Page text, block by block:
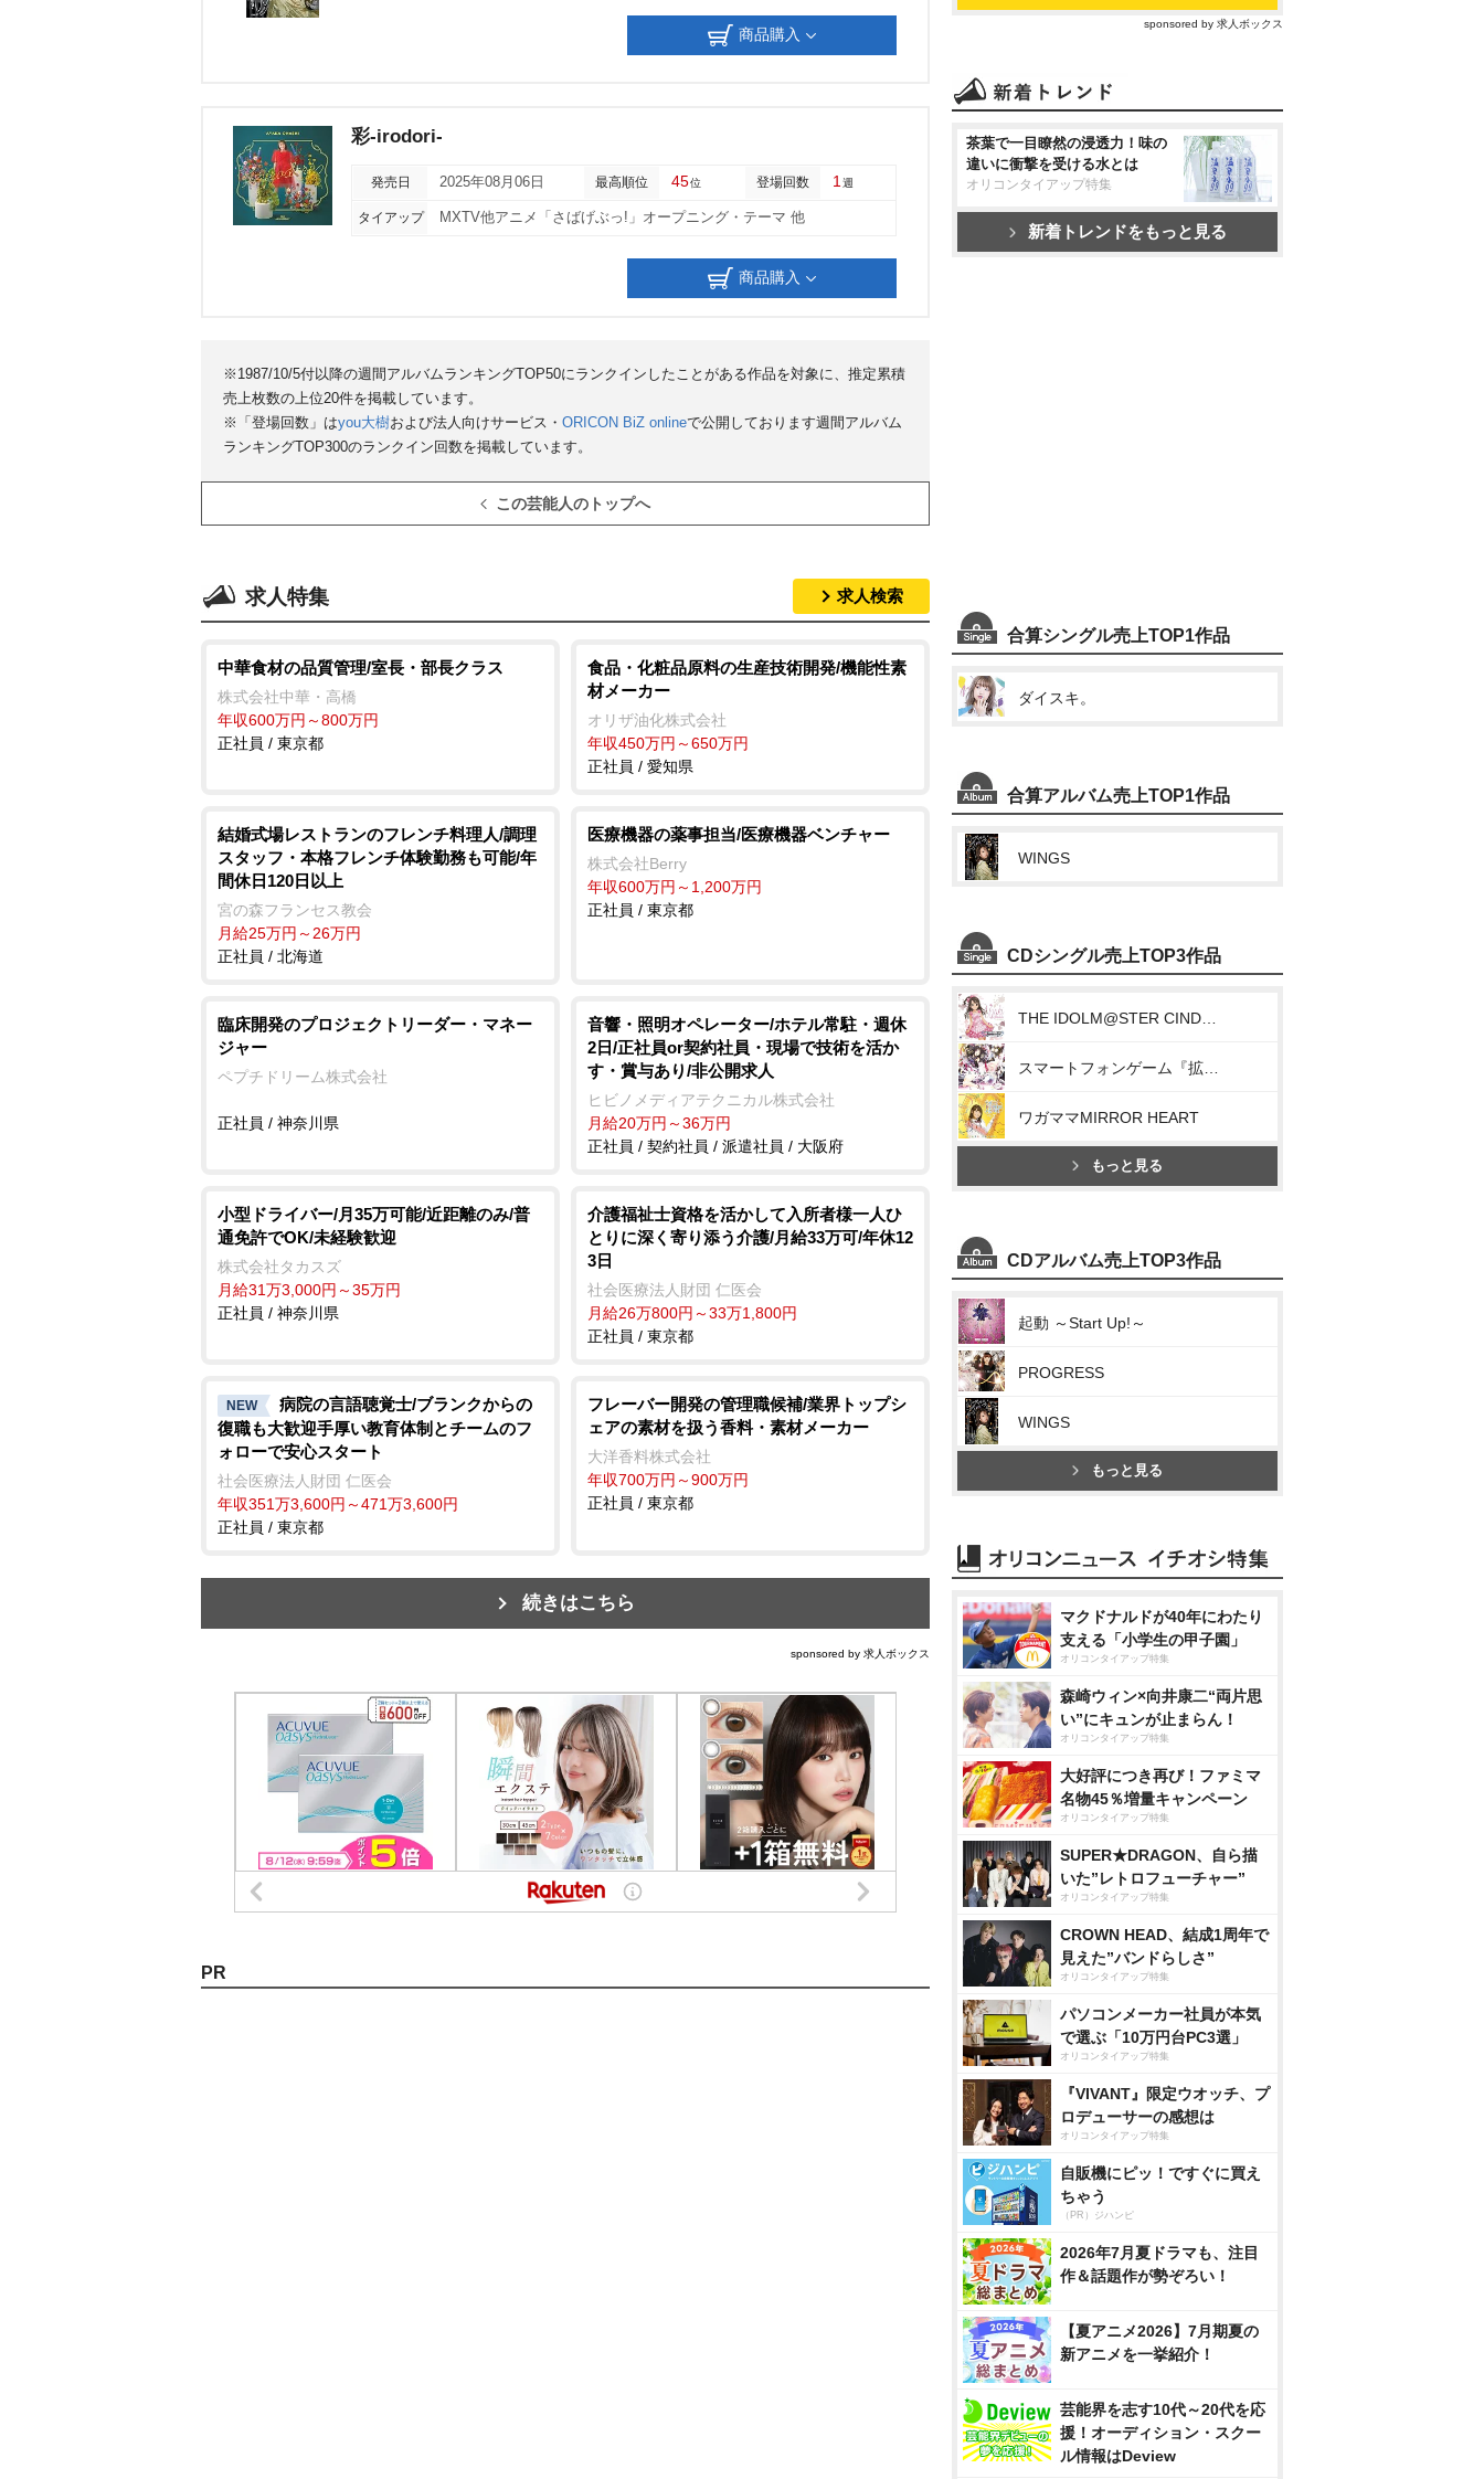
商品購入
彩-irodori-
発売日 2025年08月06日 最高順位 45位 登場回数 1 週
タイアップ MXTV他アニメ「さばげぶっ!」オープニング・テーマ 他
商品購入
※1987/10/5付以降の週間アルバムランキングTOP50にランクインしたことがある作品を対象に、推定累積
売上枚数の上位20件を掲載しています。
※「登場回数」はyou大樹および法人向けサービス・ ORICON BiZ onlineで公開しております週間アルバム
ランキングTOP300のランクイン回数を掲載しています。
この芸能人のトップへ
求人特集 求人検索
中華食材の品質管理/室長・部長クラス
株式会社中華・高橋
年収600万円～800万円
正社員 / 東京都
食品・化粧品原料の生産技術開発/機能性素
材メーカー
オリザ油化株式会社
年収450万円～650万円
正社員 / 愛知県
結婚式場レストランのフレンチ料理人/調理
スタッフ・本格フレンチ体験勤務も可能/年
間休日120日以上
宮の森フランセス教会
月給25万円～26万円
正社員 / 北海道
医療機器の薬事担当/医療機器ベンチャー
株式会社Berry
年収600万円～1,200万円
正社員 / 東京都
臨床開発のプロジェクトリーダー・マネー
ジャー
ペプチドリーム株式会社
正社員 / 神奈川県
音響・照明オペレーター/ホテル常駐・週休
2日/正社員or契約社員・現場で技術を活か
す・賞与あり/非公開求人
ヒビノメディアテクニカル株式会社
月給20万円～36万円
正社員 / 契約社員 / 派遣社員 / 大阪府
小型ドライバー/月35万可能/近距離のみ/普
通免許でOK/未経験歓迎
株式会社タカスズ
月給31万3,000円～35万円
正社員 / 神奈川県
介護福祉士資格を活かして入所者様一人ひ
とりに深く寄り添う介護/月給33万可/年休12
3日
社会医療法人財団 仁医会
月給26万800円～33万1,800円
正社員 / 東京都
NEW
病院の言語聴覚士/ブランクからの
復職も大歓迎手厚い教育体制とチームのフ
ォローで安心スタート
社会医療法人財団 仁医会
年収351万3,600円～471万3,600円
正社員 / 東京都
フレーバー開発の管理職候補/業界トップシ
ェアの素材を扱う香料・素材メーカー
大洋香料株式会社
年収700万円～900万円
正社員 / 東京都
続きはこちら
sponsored by 求人ボックス
PR
sponsored by 求人ボックス
茶葉で一目瞭然の浸透力！味の
違いに衝撃を受ける水とは
オリコンタイアップ特集
新着トレンドをもっと見る
合算シングル売上TOP1作品
ダイスキ。
合算アルバム売上TOP1作品
WINGS
CDシングル売上TOP3作品
ワガママMIRROR HEART
もっと見る
CDアルバム売上TOP3作品
起動 ～Start Up!～
PROGRESS
WINGS
もっと見る
マクドナルドが40年にわたり
支える「小学生の甲子園」
オリコンタイアップ特集
森崎ウィン×向井康二“両片思
い”にキュンが止まらん！
オリコンタイアップ特集
大好評につき再び！ファミマ
名物45％増量キャンペーン
オリコンタイアップ特集
SUPER★DRAGON、自ら描
いた”レトロフューチャー”
オリコンタイアップ特集
CROWN HEAD、結成1周年で
見えた”バンドらしさ”
オリコンタイアップ特集
パソコンメーカー社員が本気
で選ぶ「10万円台PC3選」
オリコンタイアップ特集
『VIVANT』限定ウオッチ、プ
ロデューサーの感想は
オリコンタイアップ特集
自販機にピッ！ですぐに買え
ちゃう
（PR）ジハンピ
2026年7月夏ドラマも、注目
作＆話題作が勢ぞろい！
【夏アニメ2026】7月期夏の
新アニメを一挙紹介！
芸能界を志す10代～20代を応
援！オーディション・スクー
ル情報はDeview